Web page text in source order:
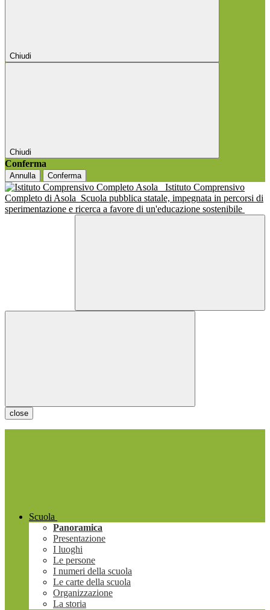
Chiudi
Chiudi
Conferma
Annulla Conferma
Istituto Comprensivo
Completo di Asola Scuola pubblica statale, impegnata in percorsi di
sperimentazione e ricerca a favore di un'educazione sostenibile
close
Scuola
Panoramica
Presentazione
I luoghi
Le persone
I numeri della scuola
Le carte della scuola
Organizzazione
La storia